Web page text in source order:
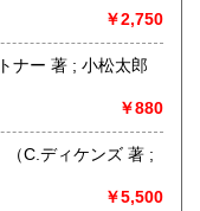
￥2,750
￥880
￥5,500